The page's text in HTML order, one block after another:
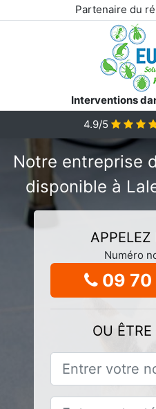
Partenaire du
Interventions
4.9/5
Notre entreprise
disponible à
Numéro
09 70
OU ÊTRE